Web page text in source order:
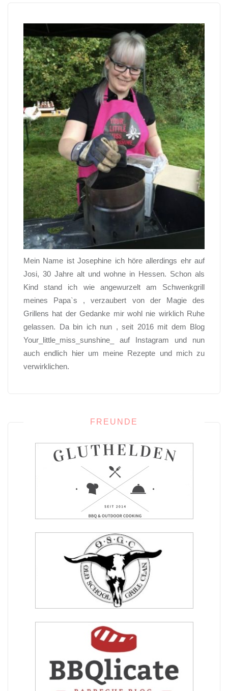
Mein Name ist Josephine ich höre allerdings ehr auf
Josi, 30 Jahre alt und wohne in Hessen. Schon als
Kind stand ich wie angewurzelt am Schwenkgrill
meines Papa`s , verzaubert von der Magie des
Grillens hat der Gedanke mir wohl nie wirklich Ruhe
gelassen. Da bin ich nun , seit 2016 mit dem Blog
Your_little_miss_sunshine_ auf Instagram und nun
auch endlich hier um meine Rezepte und mich zu
verwirklichen.
FREUNDE